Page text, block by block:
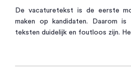
De vacaturetekst is de eerste
maken op kandidaten. Daarom
teksten duidelijk en foutloos zijn.